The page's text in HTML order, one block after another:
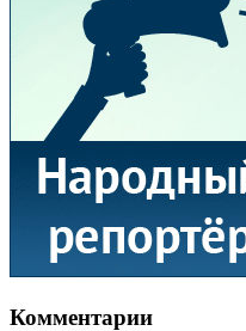
Комментарии